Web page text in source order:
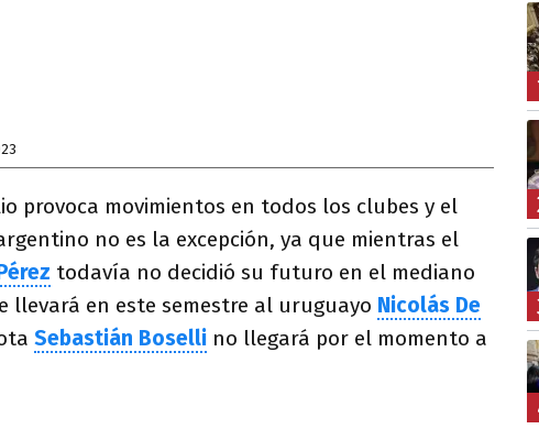
provoca movimientos en todos los clubes y el
no es la excepción, ya que mientras el
todavía no decidió su futuro en el mediano
llevará en este semestre al uruguayo Nicolás De
Sebastián Boselli no llegará por el momento a